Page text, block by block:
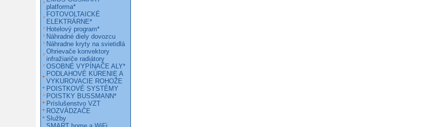
platforma*
FOTOVOLTAICKÉ
ELEKTRÁRNE*
Hotelový program*
Náhradné diely dovozcu
Náhradne kryty na svietidlá
Ohrievače konvektory
infražiariče radiátory
OSOBNÉ VYPÍNAČE ALY*
PODLAHOVÉ KÚRENIE A
VYKUROVACIE ROHOŽE
POISTKOVÉ SYSTÉMY
POISTKY BUSSMANN*
Príslušenstvo VZT
ROZVÁDZAČE
Služby